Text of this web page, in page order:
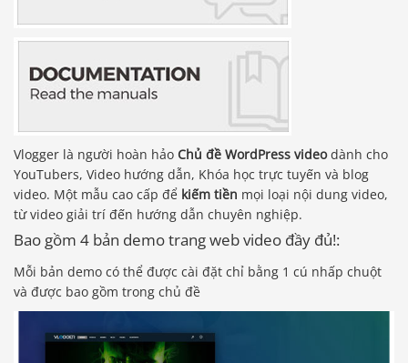
Vlogger là người hoàn hảo Chủ đề WordPress videodành cho
YouTubers, Video hướng dẫn, Khóa học trực tuyến và blog
video. Một mẫu cao cấp để kiếm tiền mọi loại nội dung video,
từ video giải trí đến hướng dẫn chuyên nghiệp.
Bao gồm 4 bản demo trang web video đầy đủ!:
Mỗi bản demo có thể được cài đặt chỉ bằng 1 cú nhấp chuột
và được bao gồm trong chủ đề